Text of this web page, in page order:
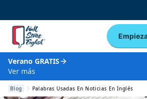
Verano GRATIS
Ver más
Blog Palabras Usadas En Noticias En Inglés